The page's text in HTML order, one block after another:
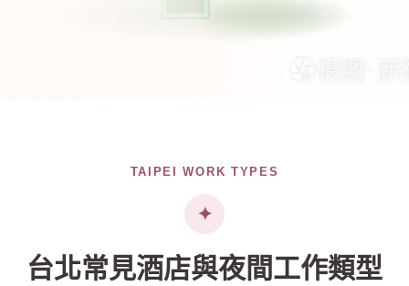
TAIPEI WORK TYPES
台北常見酒店與夜間工作類型